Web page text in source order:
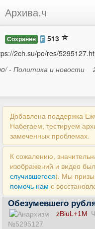
Архива.ч
Войти
Сохранен F 513
2ch.su/po/res/
- Политика и новости
Добавлена поддержка
Набегаем, тестируем
замеченных проблемах.
К сожалению,
изображений и видео
случившегося). Мы
помочь нам с
Обезумевшего
zBiuL+1M
№5295127